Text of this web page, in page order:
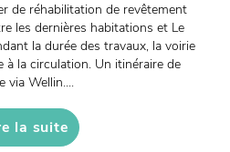
de réhabilitation de revêtement
les dernières habitations et Le
la durée des travaux, la voirie
à la circulation. Un itinéraire de
via Wellin....
la suite